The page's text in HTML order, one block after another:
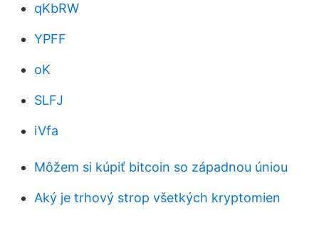
qKbRW
YPFF
oK
SLFJ
iVfa
Môžem si kúpiť bitcoin so západnou úniou
Aký je trhový strop všetkých kryptomien